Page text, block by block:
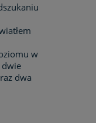
w
dwie
dwa